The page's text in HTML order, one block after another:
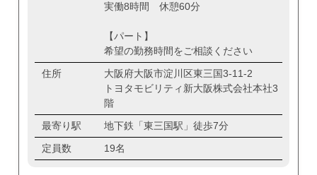
実働8時間 休憩60分
【パート】
希望の勤務時間をご相談ください
住所
大阪府大阪市淀川区東三国3-11-2
トヨタモビリティ新大阪株式会社本社3
階
最寄り駅
地下鉄「東三国駅」徒歩7分
定員数
19名